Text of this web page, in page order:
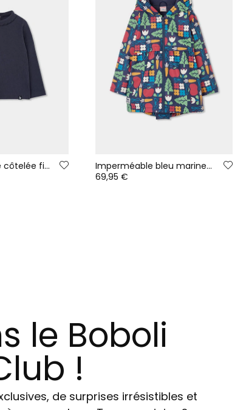
T-shirt en maille côtelée fille gris col montant
Imperméable bleu marine imprimé nature avec capuche
69,95 €
le Boboli
!
de surprises irrésistibles et